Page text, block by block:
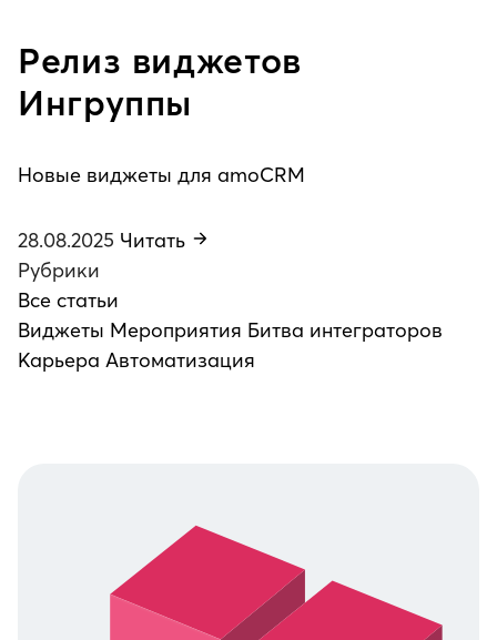
Релиз виджетов
Ингруппы
Новые виджеты для amoCRM
28.08.2025 Читать
Рубрики
Все статьи
Виджеты Мероприятия Битва интеграторов
Карьера Автоматизация